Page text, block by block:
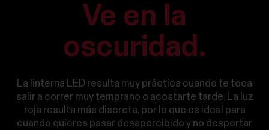
Ve en la
oscuridad.
La linterna LED resulta muy práctica cuando te toca
salir a correr muy temprano o acostarte tarde. La luz
roja resulta más discreta, por lo que es ideal para
cuando quieres pasar desapercibido y no despertar